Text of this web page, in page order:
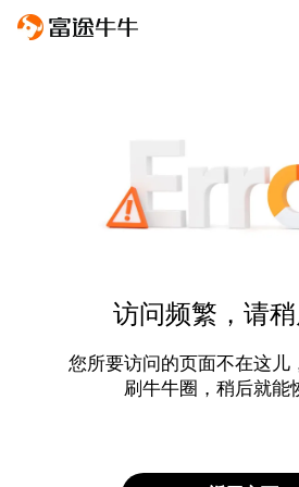
访问频繁，请
您所要访问的页面不在这儿
刷牛牛圈，稍后就能